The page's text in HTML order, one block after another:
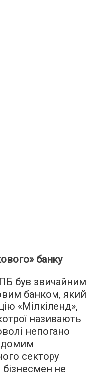
банку
був звичайним
банком, який
«Мілкіленд»,
називають
непогано
сектору
не